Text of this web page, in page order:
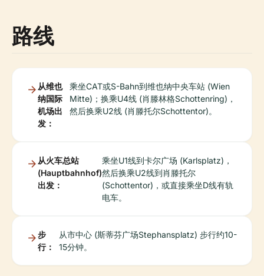
路线
从维也
纳国际
机场出
发：
乘坐CAT或S-Bahn到维也纳中央车站 (Wien
Mitte)；换乘U4线 (肖滕林格Schottenring)，
然后换乘U2线 (肖滕托尔Schottentor)。
从火车总站
(Hauptbahnhof)
出发：
乘坐U1线到卡尔广场 (Karlsplatz)，
然后换乘U2线到肖滕托尔
(Schottentor)，或直接乘坐D线有轨
电车。
步
行：
从市中心 (斯蒂芬广场Stephansplatz) 步行约10-
15分钟。